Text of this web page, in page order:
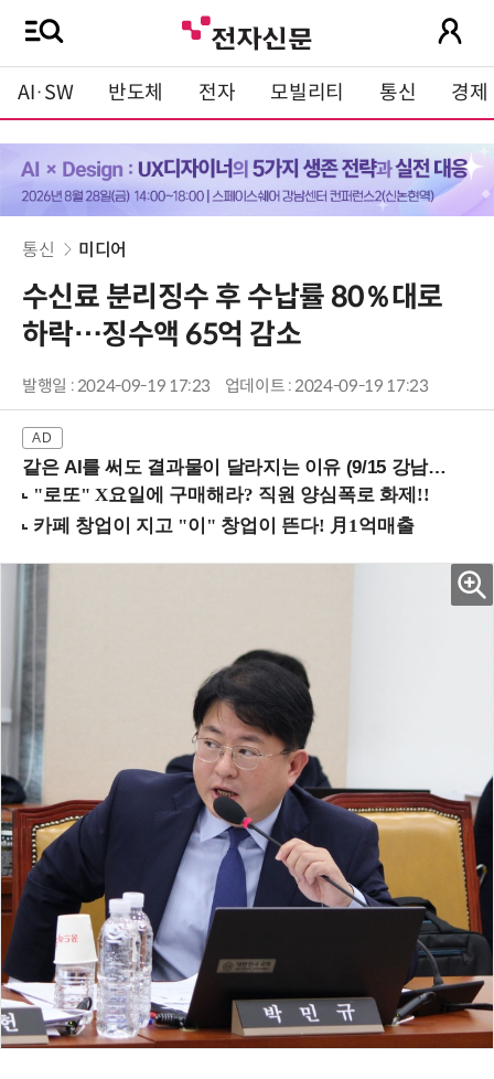
AI·SW 반도체 전자 모빌리티 통신 경제
통신 미디어
수신료 분리징수 후 수납률 80％대로
하락…징수액 65억 감소
발행일 : 2024-09-19 17:23 업데이트 : 2024-09-19 17:23
같은 AI를 써도 결과물이 달라지는 이유 (9/15 강남역)